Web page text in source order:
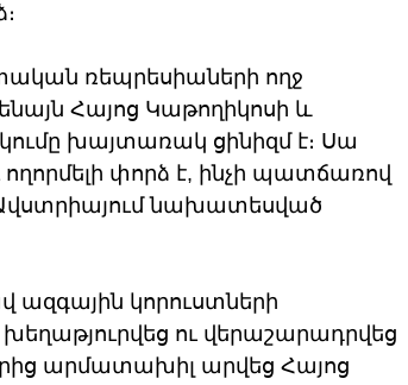
ռեպրեսիաների ողջ
Հայոց Կաթողիկոսի և
խայտառակ ցինիզմ է։ Սա
փորձ է, ինչի պատճառով
նախատեսված
ազգային կորուստների
ու վերաշարադրվեց
արմատախիլ արվեց Հայոց